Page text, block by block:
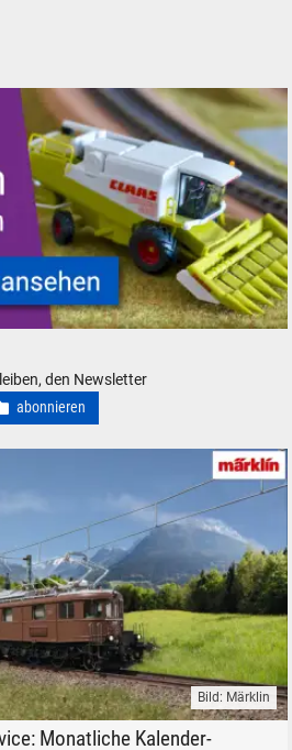
den Newsletter
abonnieren
den Februar 2026.
Bild: Märklin
Monatliche Kalender-